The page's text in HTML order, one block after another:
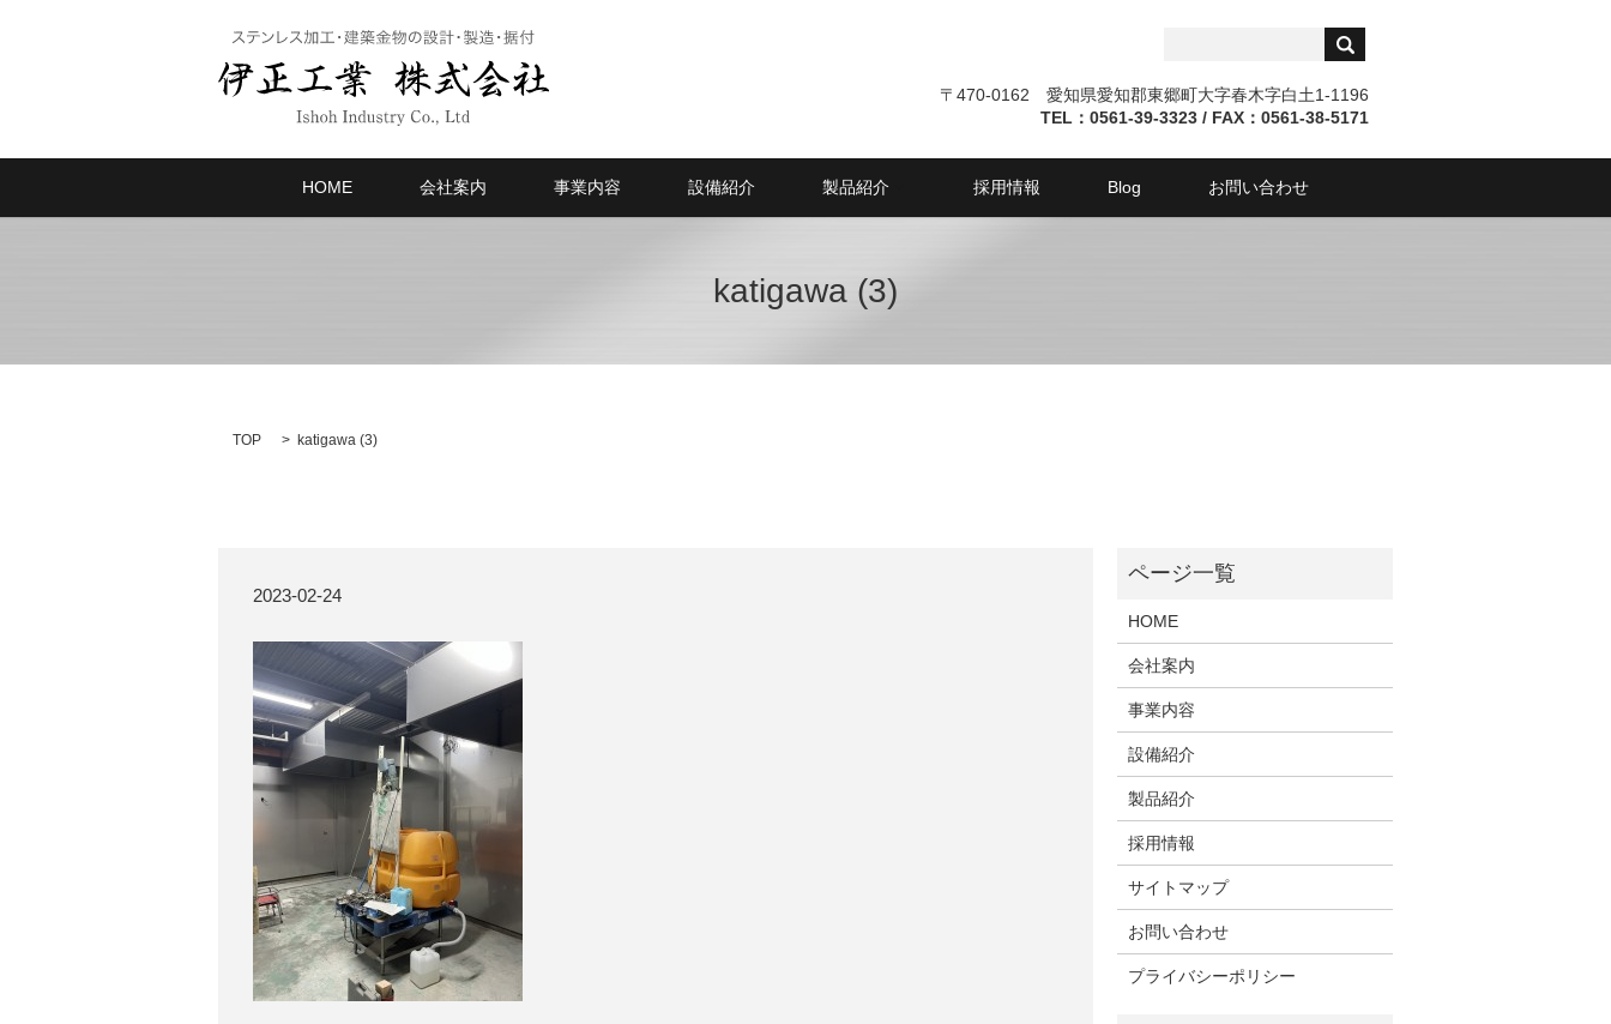
〒470-0162 愛知県愛知郡東郷町大字春木字白土1-1196
TEL：0561-39-3323 / FAX：0561-38-5171
HOME 会社案内 事業内容 設備紹介 製品紹介 採用情報 Blog お問い合わせ
katigawa (3)
TOP katigawa (3)
2023-02-24
HOME
会社案内
事業内容
設備紹介
製品紹介
採用情報
サイトマップ
お問い合わせ
プライバシーポリシー